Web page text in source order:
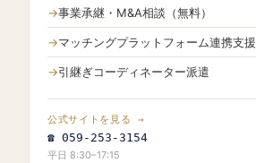
事業承継・M&A相談（無料）
マッチングプラットフォーム連携支援
引継ぎコーディネーター派遣
公式サイトを見る →
☎ 059-253-3154
平日 8:30–17:15